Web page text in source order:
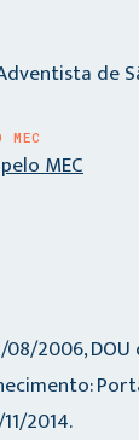
de
MEC
MEC
2006,
2014.